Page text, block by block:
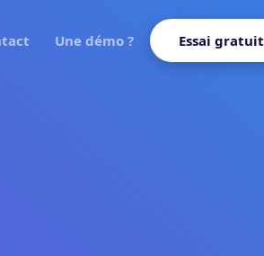
Une démo ? Essai gratuit